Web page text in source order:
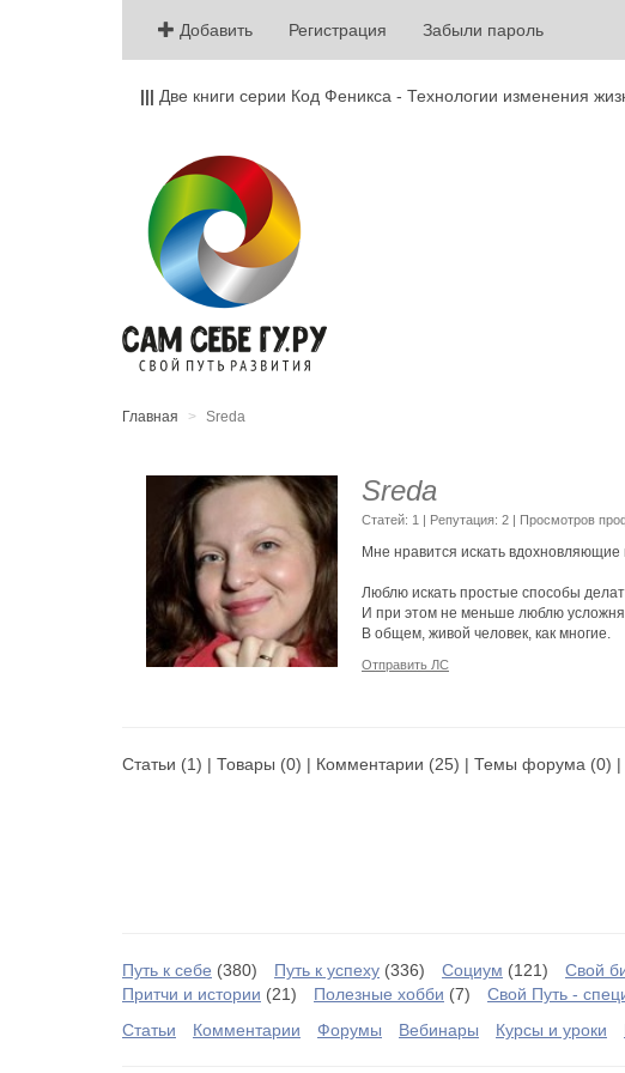
Добавить Регистрация Забыли пароль
||| Две книги серии Код Феникса - Технологии изменения
Главная Sreda
Sreda
Cтатей: 1 | Репутация: 2 | Просмотров
Мне нравится искать вдохновляющие
Люблю искать простые способы
И при этом не меньше люблю
В общем, живой человек, как многие.
Отправить ЛС
Статьи (1) | Товары (0) | Комментарии (25) | Темы форума (0) |
Путь к себе (380) Путь к успеху (336) Социум (121) Свой
Притчи и истории (21) Полезные хобби (7) Свой Путь -
Статьи
Комментарии Форумы Вебинары Курсы и уроки